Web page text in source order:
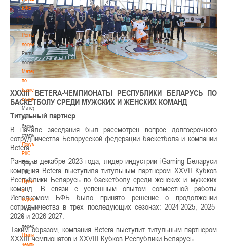
БФБ
Устав
БФБ
Регламентирующие
документы
Регламентирующие
документы
Материалы
по
баскетбольной
статистике
Материалы
по
баскетбольной
статистике
Документы
РКС
Документы
РКС
Положение
о
переходах
Положение
о
переходах
Наши
чемпионы
XXXIII BETERA-ЧЕМПИОНАТЫ РЕСПУБЛИКИ БЕЛАРУСЬ ПО
БАСКЕТБОЛУ СРЕДИ МУЖСКИХ И ЖЕНСКИХ КОМАНД
Титульный партнер
В начале заседания был рассмотрен вопрос долгосрочного
сотрудничества Белорусской федерации баскетбола и компании
Betera.
Ранее, в декабре 2023 года, лидер индустрии iGaming Беларуси
компания Betera выступила титульным партнером XXVII Кубков
Республики Беларусь по баскетболу среди женских и мужских
команд. В связи с успешным опытом совместной работы
Исполкомом БФБ было принято решение о продолжении
сотрудничества в трех последующих сезонах: 2024-2025, 2025-
2026 и 2026-2027.
Таким образом, компания Betera выступит титульным партнером
XXXIII чемпионатов и XXVIII Кубков Республики Беларусь.